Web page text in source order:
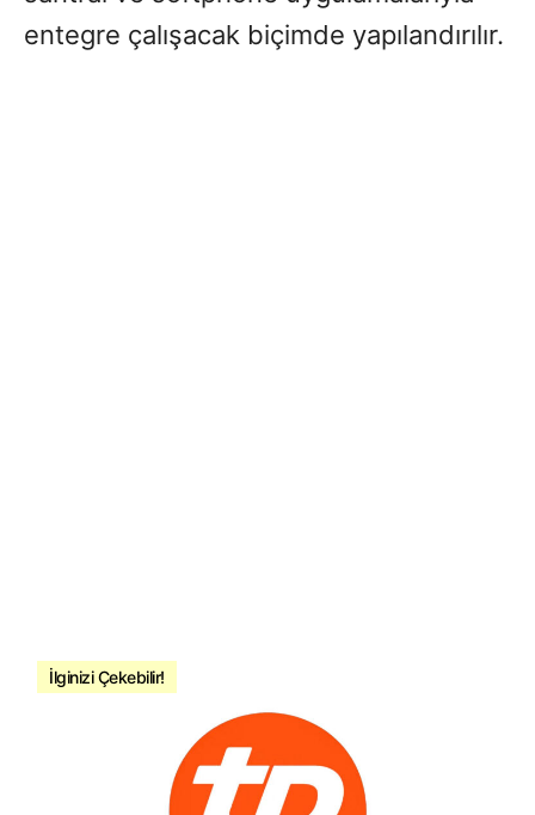
entegre çalışacak biçimde yapılandırılır.
İlginizi Çekebilir!